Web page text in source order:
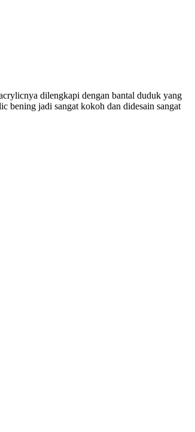
dilengkapi dengan bantal duduk yang
bening jadi sangat kokoh dan didesain sangat